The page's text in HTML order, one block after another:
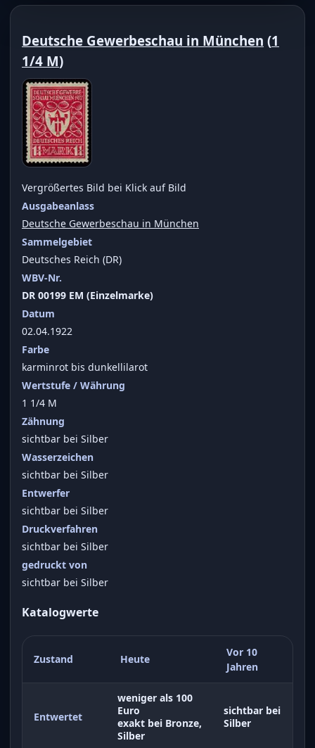
Deutsche Gewerbeschau in München (1
1/4 M)
Vergrößertes Bild bei Klick auf Bild
Ausgabeanlass
Deutsche Gewerbeschau in München
Sammelgebiet
Deutsches Reich (DR)
WBV-Nr.
DR 00199 EM (Einzelmarke)
Datum
02.04.1922
Farbe
karminrot bis dunkellilarot
Wertstufe / Währung
1 1/4 M
Zähnung
sichtbar bei Silber
Wasserzeichen
sichtbar bei Silber
Entwerfer
sichtbar bei Silber
Druckverfahren
sichtbar bei Silber
gedruckt von
sichtbar bei Silber
Katalogwerte
Zustand Heute
Vor 10
Jahren
Entwertet
weniger als 100
Euro
exakt bei Bronze,
Silber
sichtbar bei
Silber